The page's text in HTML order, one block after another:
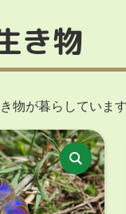
き物
物が暮らしてい